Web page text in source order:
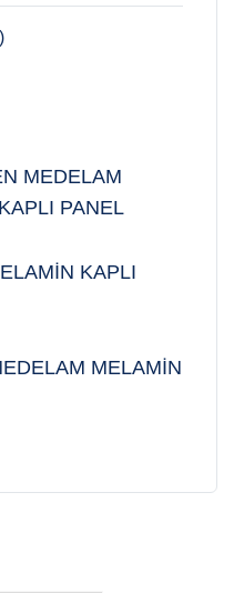
MEDELAM
PANEL
KAPLI
MELAMİN